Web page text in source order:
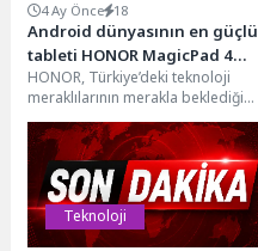
4 Ay Önce 18
Android dünyasının en güçlü
tableti HONOR MagicPad 4
Türkiye’de
HONOR, Türkiye’deki teknoloji
meraklılarının merakla beklediği
yeni amiral gemisi tableti
MagicPad 4’ü resmi olarak
satışa...
Teknoloji